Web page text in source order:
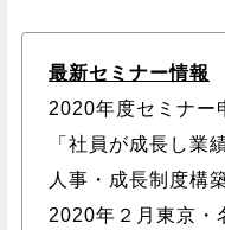
最新セミナー情報
2020年度セミナー
「社員が成長し業
人事・成長制度構
2020年２月東京・